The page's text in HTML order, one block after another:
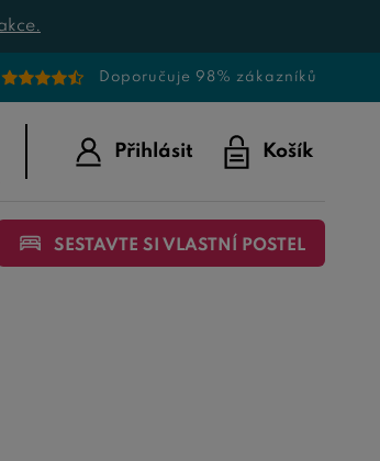
Doporučuje 98% zákazníků
Přihlásit Košík
SESTAVTE SI VLASTNÍ POSTEL